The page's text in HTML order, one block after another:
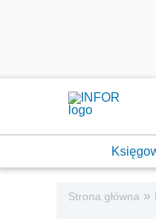
Strona główna »